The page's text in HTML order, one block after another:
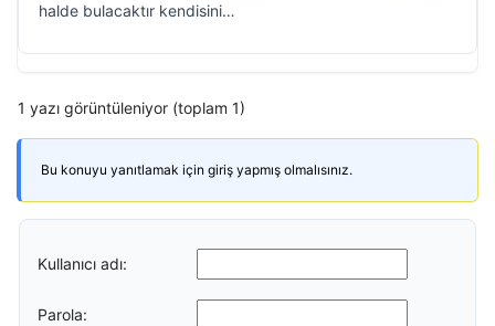
halde bulacaktır kendisini…
1 yazı görüntüleniyor (toplam 1)
Bu konuyu yanıtlamak için giriş yapmış olmalısınız.
Kullanıcı adı:
Parola: